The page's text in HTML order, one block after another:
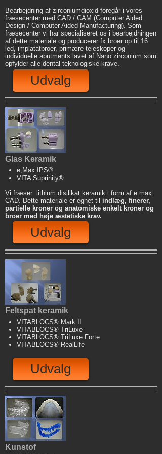
Bearbejdning af zirconiumdioxid foregår i vores
fræsecenter med CAD / CAM (Computer Aided
Design / Computer Aided Manufacturing). Som
fræsecenter vi har specialiseret os i bearbejdningen
af dette materiale og producerer fx broer op til 16
led, implatatbroer, primære teleskoper og
individuelle abutments lavet af Nano zirconium som
opfylder alle dental teknologiske krave.
Udvalg
Glas Keramik
e,Max IPS®
VITA Suprinity®
Vi fræser lithium disilikat keramik i form af e.max
CAD. Dette materiale er egnet til indlæg, finerer,
partielle kroner og anatomiske enkelt kroner og
broer med høje æstetiske krav.
Udvalg
Feltspat keramik
VITABLOCS® Mark II
VITABLOCS® TriLuxe
VITABLOCS® TriLuxe Forte
VITABLOCS® RealLife
Udvalg
Kunstof